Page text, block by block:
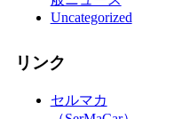
Uncategorized
リンク
セルマカ